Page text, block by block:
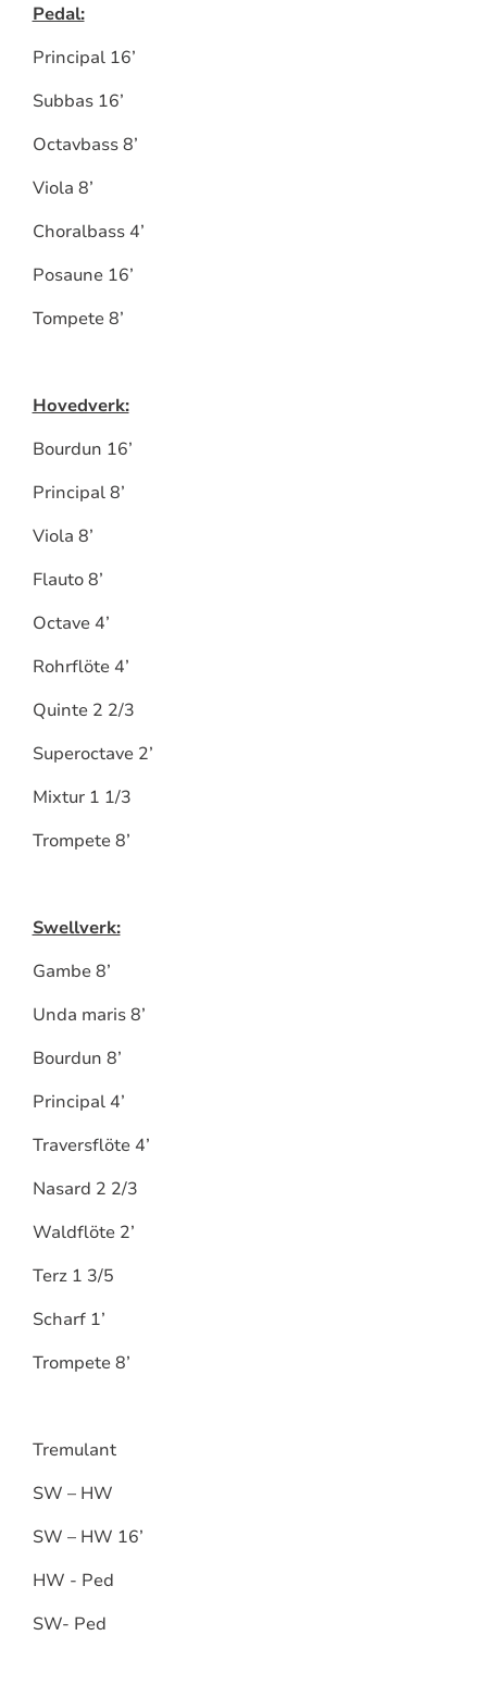
Pedal:
Principal 16’
Subbas 16’
Octavbass 8’
Viola 8’
Choralbass 4’
Posaune 16’
Tompete 8’
Hovedverk:
Bourdun 16’
Principal 8’
Viola 8’
Flauto 8’
Octave 4’
Rohrflöte 4’
Quinte 2 2/3
Superoctave 2’
Mixtur 1 1/3
Trompete 8’
Swellverk:
Gambe 8’
Unda maris 8’
Bourdun 8’
Principal 4’
Traversflöte 4’
Nasard 2 2/3
Waldflöte 2’
Terz 1 3/5
Scharf 1’
Trompete 8’
Tremulant
SW – HW
SW – HW 16’
HW - Ped
SW- Ped